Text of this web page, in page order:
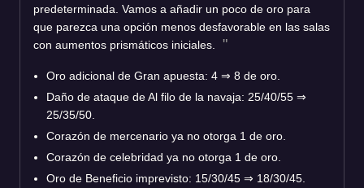
predeterminada. Vamos a añadir un poco de oro para
que parezca una opción menos desfavorable en las salas
con aumentos prismáticos iniciales.
Oro adicional de Gran apuesta: 4 ⇒ 8 de oro.
Daño de ataque de Al filo de la navaja: 25/40/55 ⇒
25/35/50.
Corazón de mercenario ya no otorga 1 de oro.
Corazón de celebridad ya no otorga 1 de oro.
Oro de Beneficio imprevisto: 15/30/45 ⇒ 18/30/45.